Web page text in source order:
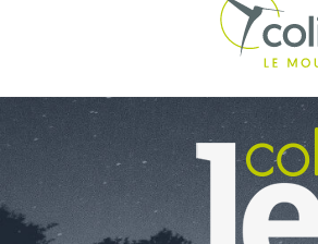
indépendance